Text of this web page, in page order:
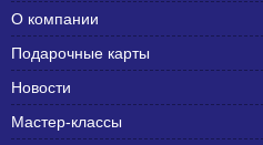
О компании
Подарочные карты
Новости
Мастер-классы